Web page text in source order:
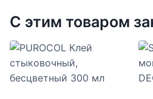
С этим товаром